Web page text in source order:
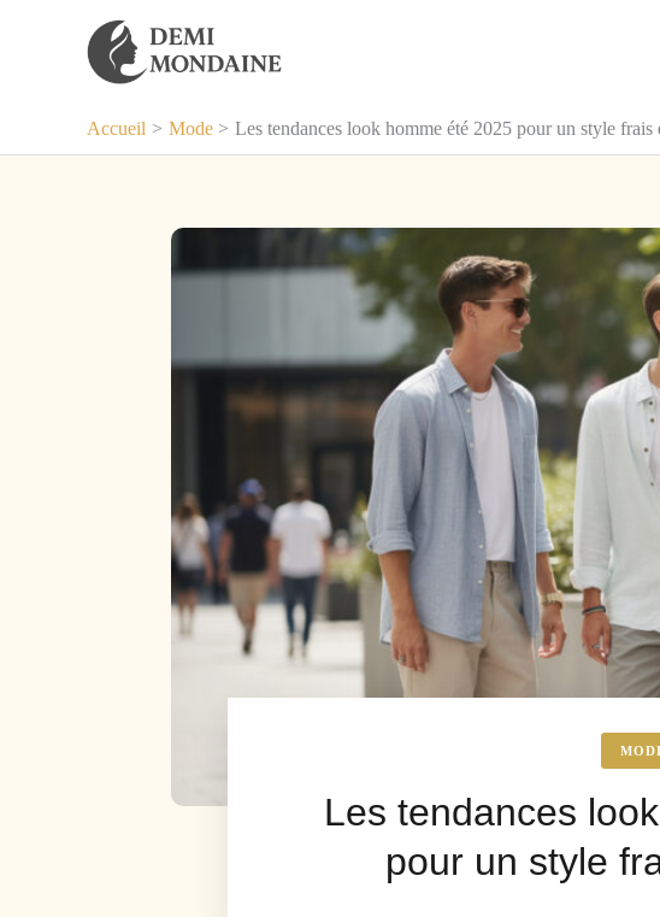
Accueil Mode Les tendances look homme été 2025 pour un style frais
Les tendances
pour un style